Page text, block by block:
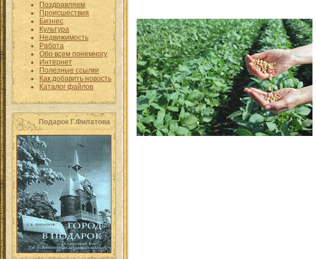
Поздравляем
Происшествия
Бизнес
Культура
Недвижимость
Работа
Обо всем понемногу
Интернет
Полезные ссылки
Как добавить новость
Каталог файлов
Подарок Г.Филатова